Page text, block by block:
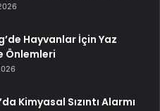
Hayvanlar İçin Yaz
Önlemleri
Kimyasal Sızıntı Alarmı